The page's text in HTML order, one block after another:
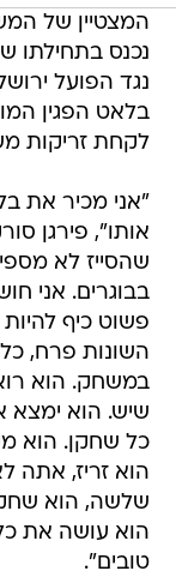
המצטיין של
נכנס בתחילתו
נגד הפועל
בלאט הפגין
לקחת זריקות
"אני מכיר את
אותו", פירגן
שהסייז לא
בבוגרים. אני
פשוט כיף
במשחק. הוא
שיש. הוא ימצא
כל שחקן. הוא
הוא זריז, אתה
שלשה, הוא
הוא עושה את
טובים".